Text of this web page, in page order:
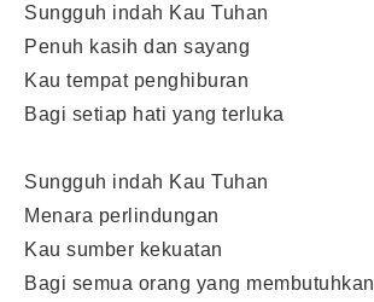
Sungguh indah Kau Tuhan
Penuh kasih dan sayang
Kau tempat penghiburan
Bagi setiap hati yang terluka
Sungguh indah Kau Tuhan
Menara perlindungan
Kau sumber kekuatan
Bagi semua orang yang membutuhkan